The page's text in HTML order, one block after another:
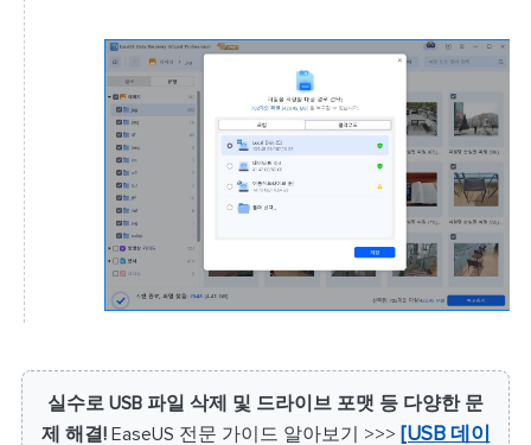
실수로 USB 파일 삭제 및 드라이브 포맷 등 다양한 문
제 해결! EaseUS 전문 가이드 알아보기 >>> [USB 데이